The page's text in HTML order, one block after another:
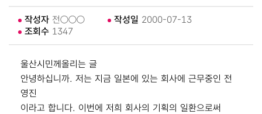
작성자 전○○○ 작성일 2000-07-13
조회수 1347
울산시민께올리는 글
안녕하십니까. 저는 지금 일본에 있는 회사에 근무중인 전
영진
이라고 합니다. 이번에 저희 회사의 기획의 일환으로써